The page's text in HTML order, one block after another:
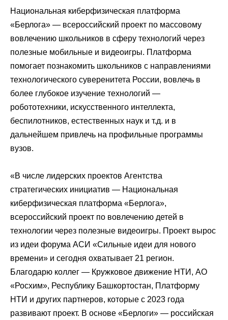
Национальная киберфизическая платформа
«Берлога» — всероссийский проект по массовому
вовлечению школьников в сферу технологий через
полезные мобильные и видеоигры. Платформа
помогает познакомить школьников с направлениями
технологического суверенитета России, вовлечь в
более глубокое изучение технологий —
робототехники, искусственного интеллекта,
беспилотников, естественных наук и т.д. и в
дальнейшем привлечь на профильные программы
вузов.
«В числе лидерских проектов Агентства
стратегических инициатив — Национальная
киберфизическая платформа «Берлога»,
всероссийский проект по вовлечению детей в
технологии через полезные видеоигры. Проект вырос
из идеи форума АСИ «Сильные идеи для нового
времени» и сегодня охватывает 21 регион.
Благодарю коллег — Кружковое движение НТИ, АО
«Росхим», Республику Башкортостан, Платформу
НТИ и других партнеров, которые с 2023 года
развивают проект. В основе «Берлоги» — российская